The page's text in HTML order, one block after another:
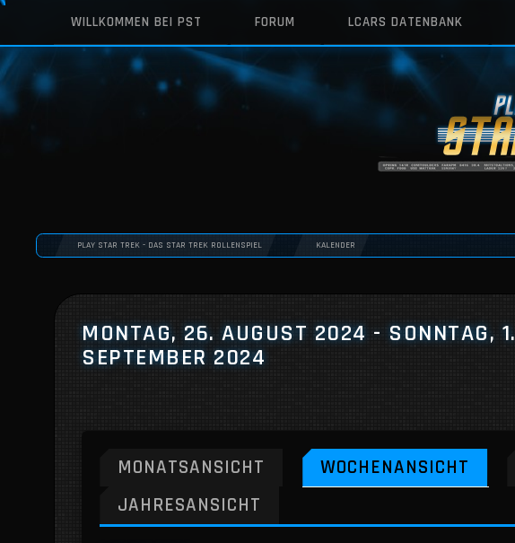
WILLKOMMEN BEI PST FORUM LCARS DATENBANK
PLAY STAR TREK - DAS STAR TREK ROLLENSPIEL KALENDER
MONTAG, 26. AUGUST 2024 - SONNTAG, 1.
SEPTEMBER 2024
MONATSANSICHT WOCHENANSICHT
JAHRESANSICHT